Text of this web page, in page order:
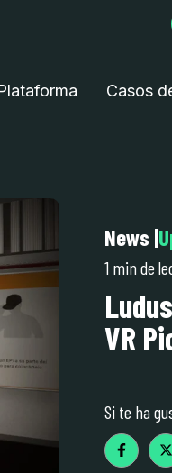
Casos
News |
1 min de
VR
Si te ha